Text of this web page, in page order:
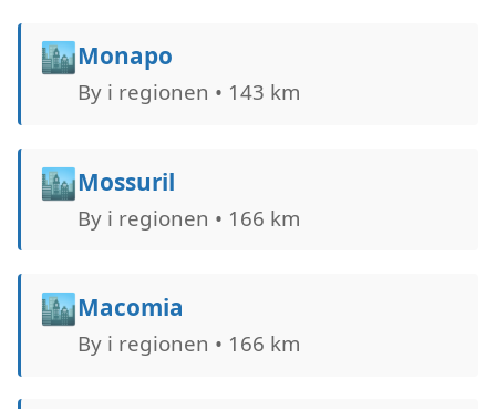
🏙️Monapo
By i regionen • 143 km
🏙️Mossuril
By i regionen • 166 km
🏙️Macomia
By i regionen • 166 km